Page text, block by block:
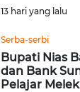
13 hari yang lalu
Serba-serbi
Bupati Nias
dan Bank
Pelajar